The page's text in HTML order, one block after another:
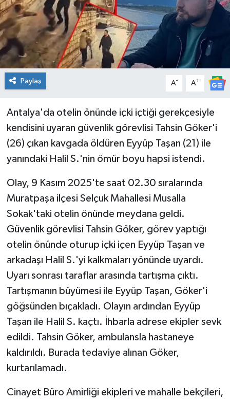
Paylaş A- A+
Antalya'da otelin önünde içki içtiği gerekçesiyle
kendisini uyaran güvenlik görevlisi Tahsin Göker'i
(26) çıkan kavgada öldüren Eyyüp Taşan (21) ile
yanındaki Halil S.'nin ömür boyu hapsi istendi.
Olay, 9 Kasım 2025'te saat 02.30 sıralarında
Muratpaşa ilçesi Selçuk Mahallesi Musalla
Sokak'taki otelin önünde meydana geldi.
Güvenlik görevlisi Tahsin Göker, görev yaptığı
otelin önünde oturup içki içen Eyyüp Taşan ve
arkadaşı Halil S.'yi kalkmaları yönünde uyardı.
Uyarı sonrası taraflar arasında tartışma çıktı.
Tartışmanın büyümesi ile Eyyüp Taşan, Göker'i
göğsünden bıçakladı. Olayın ardından Eyyüp
Taşan ile Halil S. kaçtı. İhbarla adrese ekipler sevk
edildi. Tahsin Göker, ambulansla hastaneye
kaldırıldı. Burada tedaviye alınan Göker,
kurtarılamadı.
Cinayet Büro Amirliği ekipleri ve mahalle bekçileri,
Sağlık
Spor
Turizm
Yaşam